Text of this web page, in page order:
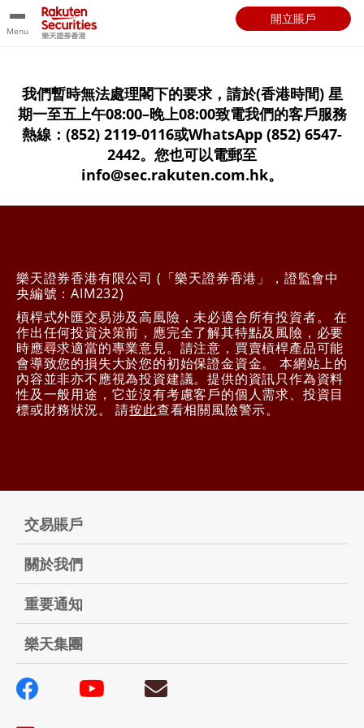
Menu
開立賬戶
我們暫時無法處理閣下的要求，請於(香港時間) 星
期一至五上午08:00–晚上08:00致電我們的客戶服務
熱線：(852) 2119-0116或WhatsApp (852) 6547-
2442。您也可以電郵至
info@sec.rakuten.com.hk。
樂天證券香港有限公司 (「樂天證券香港」，證監會中
央編號：AIM232)
槓桿式外匯交易涉及高風險，未必適合所有投資者。 在
作出任何投資決策前，應完全了解其特點及風險，必要
時應尋求適當的專業意見。請注意，買賣槓桿產品可能
會導致您的損失大於您的初始保證金資金。 本網站上的
內容並非亦不應視為投資建議。提供的資訊只作為資料
性及一般用途，它並沒有考慮客戶的個人需求、投資目
標或財務狀況。 請按此查看相關風險警示。
交易賬戶
關於我們
重要通知
樂天集團